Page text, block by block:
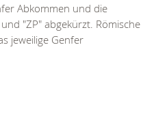
Abkommen und die
"ZP" abgekürzt. Römische
jeweilige Genfer